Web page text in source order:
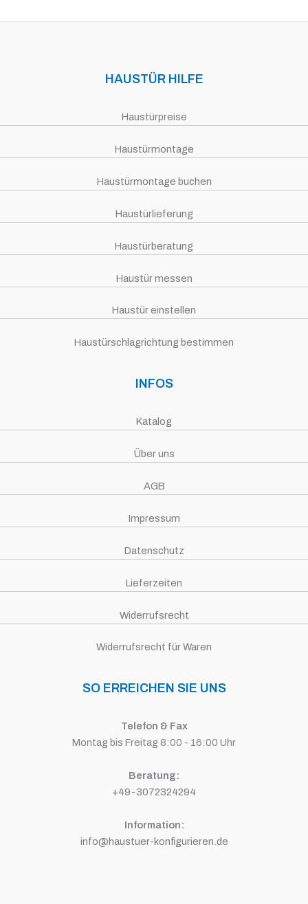
HAUSTÜR HILFE
Haustürpreise
Haustürmontage
Haustürmontage buchen
Haustürlieferung
Haustürberatung
Haustür messen
Haustür einstellen
Haustürschlagrichtung bestimmen
INFOS
Katalog
Über uns
AGB
Impressum
Datenschutz
Lieferzeiten
Widerrufsrecht
Widerrufsrecht für Waren
SO ERREICHEN SIE UNS
Telefon & Fax
Montag bis Freitag 8:00 - 16:00 Uhr
Beratung:
+49-3072324294
Information:
info@haustuer-konfigurieren.de